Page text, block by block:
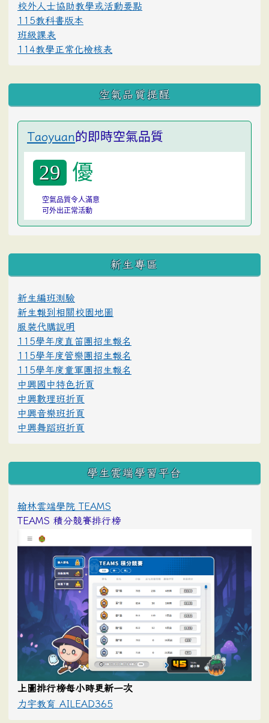
校外人士協助教學或活動要點
115教科書版本
班級課表
114教學正常化檢核表
空氣品質提醒
Taoyuan的即時空氣品質
29 優
空氣品質令人滿意
可外出正常活動
:::
新生專區
新生編班測驗
新生報到相關校園地圖
服裝代購說明
115學年度直笛團招生報名
115學年度管樂團招生報名
115學年度童軍團招生報名
中興國中特色折頁
中興數理班折頁
中興音樂班折頁
中興舞蹈班折頁
學生雲端學習平台
翰林雲端學院 TEAMS
TEAMS 積分競賽排行榜
上圖排行榜每小時更新一次
力宇教育 AILEAD365